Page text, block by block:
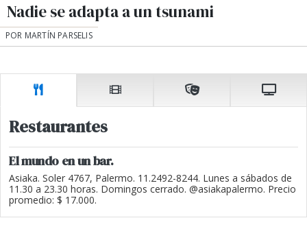
Nadie se adapta a un tsunami
POR MARTÍN PARSELIS
Restaurantes
El mundo en un bar.
Asiaka. Soler 4767, Palermo. 11.2492-8244. Lunes a sábados de
11.30 a 23.30 horas. Domingos cerrado. @asiakapalermo. Precio
promedio: $ 17.000.